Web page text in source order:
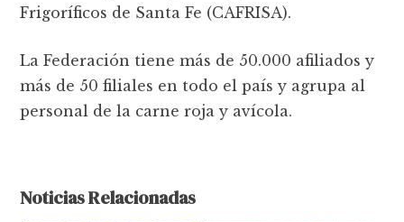
Frigoríficos de Santa Fe (CAFRISA).
La Federación tiene más de 50.000 afiliados y
más de 50 filiales en todo el país y agrupa al
personal de la carne roja y aví­cola.
Noticias Relacionadas